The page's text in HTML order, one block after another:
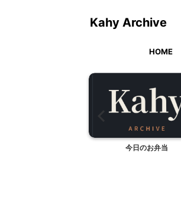
Kahy Archive
HOME
今日のお弁当